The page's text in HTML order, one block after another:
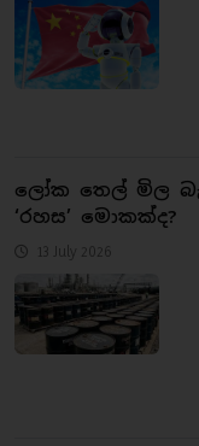
ලෝක තෙල් මිල
‘රහස’ මොකක්ද?
13 July 2026